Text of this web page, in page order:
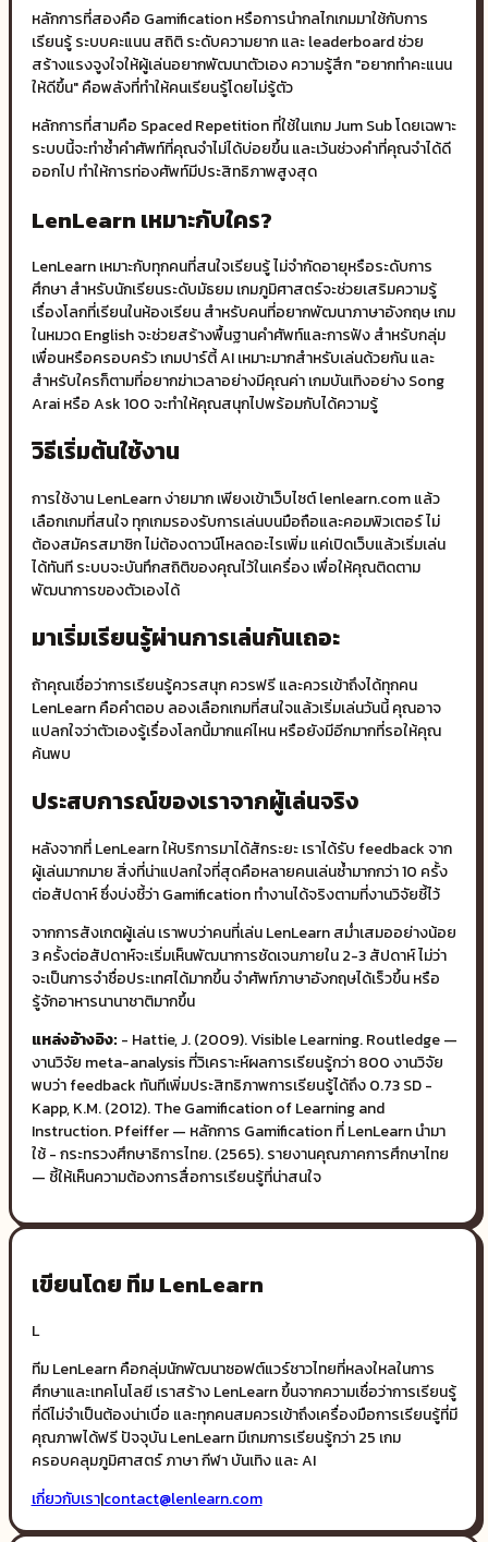
หลักการที่สองคือ Gamification หรือการนำกลไกเกมมาใช้กับการ
เรียนรู้ ระบบคะแนน สถิติ ระดับความยาก และ leaderboard ช่วย
สร้างแรงจูงใจให้ผู้เล่นอยากพัฒนาตัวเอง ความรู้สึก "อยากทำคะแนน
ให้ดีขึ้น" คือพลังที่ทำให้คนเรียนรู้โดยไม่รู้ตัว
หลักการที่สามคือ Spaced Repetition ที่ใช้ในเกม Jum Sub โดยเฉพาะ
ระบบนี้จะทำซ้ำคำศัพท์ที่คุณจำไม่ได้บ่อยขึ้น และเว้นช่วงคำที่คุณจำได้ดี
ออกไป ทำให้การท่องศัพท์มีประสิทธิภาพสูงสุด
LenLearn เหมาะกับใคร?
LenLearn เหมาะกับทุกคนที่สนใจเรียนรู้ ไม่จำกัดอายุหรือระดับการ
ศึกษา สำหรับนักเรียนระดับมัธยม เกมภูมิศาสตร์จะช่วยเสริมความรู้
เรื่องโลกที่เรียนในห้องเรียน สำหรับคนที่อยากพัฒนาภาษาอังกฤษ เกม
ในหมวด English จะช่วยสร้างพื้นฐานคำศัพท์และการฟัง สำหรับกลุ่ม
เพื่อนหรือครอบครัว เกมปาร์ตี้ AI เหมาะมากสำหรับเล่นด้วยกัน และ
สำหรับใครก็ตามที่อยากฆ่าเวลาอย่างมีคุณค่า เกมบันเทิงอย่าง Song
Arai หรือ Ask 100 จะทำให้คุณสนุกไปพร้อมกับได้ความรู้
วิธีเริ่มต้นใช้งาน
การใช้งาน LenLearn ง่ายมาก เพียงเข้าเว็บไซต์ lenlearn.com แล้ว
เลือกเกมที่สนใจ ทุกเกมรองรับการเล่นบนมือถือและคอมพิวเตอร์ ไม่
ต้องสมัครสมาชิก ไม่ต้องดาวน์โหลดอะไรเพิ่ม แค่เปิดเว็บแล้วเริ่มเล่น
ได้ทันที ระบบจะบันทึกสถิติของคุณไว้ในเครื่อง เพื่อให้คุณติดตาม
พัฒนาการของตัวเองได้
มาเริ่มเรียนรู้ผ่านการเล่นกันเถอะ
ถ้าคุณเชื่อว่าการเรียนรู้ควรสนุก ควรฟรี และควรเข้าถึงได้ทุกคน
LenLearn คือคำตอบ ลองเลือกเกมที่สนใจแล้วเริ่มเล่นวันนี้ คุณอาจ
แปลกใจว่าตัวเองรู้เรื่องโลกนี้มากแค่ไหน หรือยังมีอีกมากที่รอให้คุณ
ค้นพบ
ประสบการณ์ของเราจากผู้เล่นจริง
หลังจากที่ LenLearn ให้บริการมาได้สักระยะ เราได้รับ feedback จาก
ผู้เล่นมากมาย สิ่งที่น่าแปลกใจที่สุดคือหลายคนเล่นซ้ำมากกว่า 10 ครั้ง
ต่อสัปดาห์ ซึ่งบ่งชี้ว่า Gamification ทำงานได้จริงตามที่งานวิจัยชี้ไว้
จากการสังเกตผู้เล่น เราพบว่าคนที่เล่น LenLearn สม่ำเสมออย่างน้อย
3 ครั้งต่อสัปดาห์จะเริ่มเห็นพัฒนาการชัดเจนภายใน 2-3 สัปดาห์ ไม่ว่า
จะเป็นการจำชื่อประเทศได้มากขึ้น จำศัพท์ภาษาอังกฤษได้เร็วขึ้น หรือ
รู้จักอาหารนานาชาติมากขึ้น
แหล่งอ้างอิง: - Hattie, J. (2009). Visible Learning. Routledge —
งานวิจัย meta-analysis ที่วิเคราะห์ผลการเรียนรู้กว่า 800 งานวิจัย
พบว่า feedback ทันทีเพิ่มประสิทธิภาพการเรียนรู้ได้ถึง 0.73 SD -
Kapp, K.M. (2012). The Gamification of Learning and
Instruction. Pfeiffer — หลักการ Gamification ที่ LenLearn นำมา
ใช้ - กระทรวงศึกษาธิการไทย. (2565). รายงานคุณภาคการศึกษาไทย
— ชี้ให้เห็นความต้องการสื่อการเรียนรู้ที่น่าสนใจ
เขียนโดย ทีม LenLearn
L
ทีม LenLearn คือกลุ่มนักพัฒนาซอฟต์แวร์ชาวไทยที่หลงใหลในการ
ศึกษาและเทคโนโลยี เราสร้าง LenLearn ขึ้นจากความเชื่อว่าการเรียนรู้
ที่ดีไม่จำเป็นต้องน่าเบื่อ และทุกคนสมควรเข้าถึงเครื่องมือการเรียนรู้ที่มี
คุณภาพได้ฟรี ปัจจุบัน LenLearn มีเกมการเรียนรู้กว่า 25 เกม
ครอบคลุมภูมิศาสตร์ ภาษา กีฬา บันเทิง และ AI
เกี่ยวกับเรา|contact@lenlearn.com